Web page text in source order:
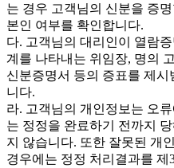
는 경우 고객님의 신분을 증
본인 여부를 확인합니다.
다. 고객님의 대리인이 열람
계를 나타내는 위임장, 명의
신분증명서 등의 증표를 제
니다.
라. 고객님의 개인정보는 오
는 정정을 완료하기 전까지
지 않습니다. 또한 잘못된 개
경우에는 정정 처리결과를